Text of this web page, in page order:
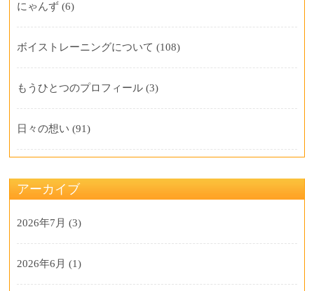
にゃんず (6)
ボイストレーニングについて (108)
もうひとつのプロフィール (3)
日々の想い (91)
アーカイブ
2026年7月 (3)
2026年6月 (1)